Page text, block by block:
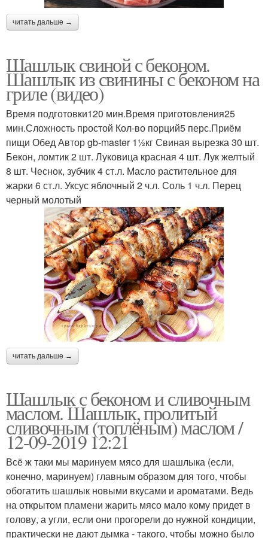
читать дальше →
Шашлык свиной с беконом.
Шашлык из свинины с беконом на
гриле (видео)
Время подготовки120 мин.Время приготовления25
мин.Сложность простой Кол-во порций5 перс.Приём
пищи Обед Автор gb-master 11⁄2кг Свиная вырезка 30 шт.
Бекон, ломтик 2 шт. Луковица красная 4 шт. Лук желтый
8 шт. Чеснок, зубчик 4 ст.л. Масло растительное для
жарки 6 ст.л. Уксус яблочный 2 ч.л. Соль 1 ч.л. Перец
черный молотый
читать дальше →
Шашлык с беконом и сливочным
маслом. Шашлык, пролитый
сливочным (топлёным) маслом /
12-09-2019 12:21
Всё ж таки мы маринуем мясо для шашлыка (если,
конечно, маринуем) главным образом для того, чтобы
обогатить шашлык новыми вкусами и ароматами. Ведь
на открытом пламени жарить мясо мало кому придет в
голову, а угли, если они прогорели до нужной кондиции,
практически не дают дымка - такого, чтобы можно было